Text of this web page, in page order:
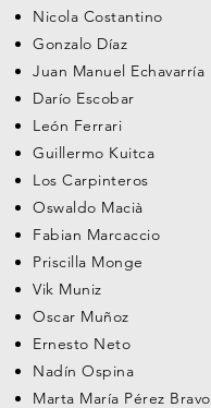
Nicola Costantino
Gonzalo Díaz
Juan Manuel Echavarría
Darío Escobar
León Ferrari
Guillermo Kuitca
Los Carpinteros
Oswaldo Macià
Fabian Marcaccio
Priscilla Monge
Vik Muniz
Oscar Muñoz
Ernesto Neto
Nadín Ospina
Marta María Pérez Bravo